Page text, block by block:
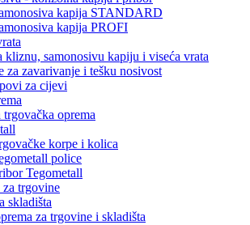
kapija STANDARD
kapija PROFI
kliznu, samonosivu kapiju i viseća vrata
za zavarivanje i tešku nosivost
za cijevi
trgovačka oprema
korpe i kolica
police
Tegometall
za trgovine
skladišta
za trgovine i skladišta